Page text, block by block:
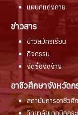
แผนกแต่งกาย
ข่าวสาร
ข่าวสมัครเรียน
กิจกรรม
จัดซื้อจัดจ้าง
อาชีวศึกษาจังหวัดก
สถาบันการอาชีวศึ
วิทยาลัยเทคนิคกร